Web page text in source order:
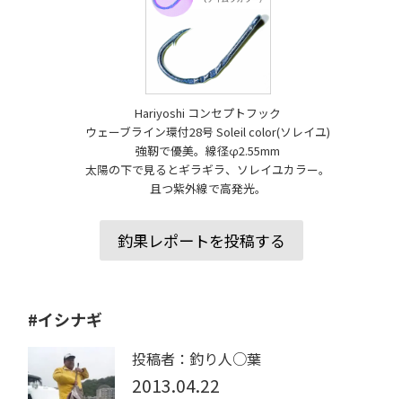
Hariyoshi コンセプトフック
ウェーブライン環付28号 Soleil color(ソレイユ)
強靭で優美。線径φ2.55mm
太陽の下で見るとギラギラ、ソレイユカラー。
且つ紫外線で高発光。
釣果レポートを投稿する
#イシナギ
投稿者：釣り人○葉
2013.04.22